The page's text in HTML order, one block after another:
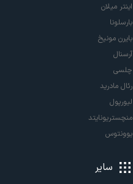
اینتر میلان
بارسلونا
بایرن مونیخ
آرسنال
چلسی
رئال مادرید
لیورپول
منچستریونایتد
یوونتوس
سایر